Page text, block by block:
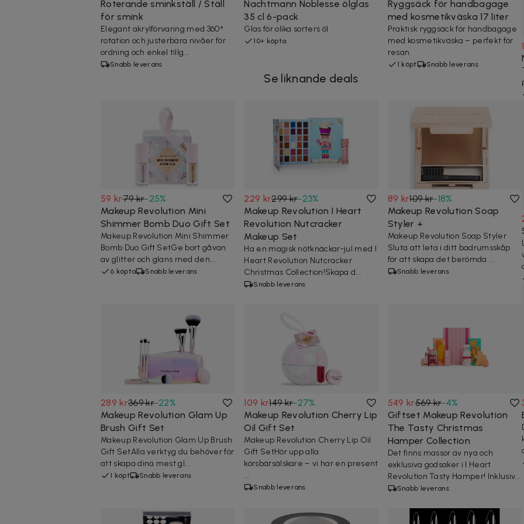
Roterande sminkställ / Ställ
för smink
Elegant akrylförvaring med 360°
rotation och justerbara nivåer för
ordning och enkel tillg...
Snabb leverans
Nachtmann Noblesse ölglas
35 cl 6-pack
Glas för olika sorters öl
10+ köpta
Ryggsäck för handbagage
med kosmetikväska 17 liter
Praktisk ryggsäck för handbagage
med kosmetikväska – perfekt för
resan.
1 köpt Snabb leverans
Se liknande deals
59 kr79 kr-25%
Makeup Revolution Mini
Shimmer Bomb Duo Gift Set
Makeup Revolution Mini Shimmer
Bomb Duo Gift SetGe bort gåvan
av glitter och glans med den...
6 köpta Snabb leverans
229 kr299 kr-23%
Makeup Revolution I Heart
Revolution Nutcracker
Makeup Set
Ha en magisk nötknäckar-jul med I
Heart Revolution Nutcracker
Christmas Collection!Skapa d...
Snabb leverans
89 kr109 kr-18%
Makeup Revolution Soap
Styler +
Makeup Revolution Soap Styler
Sluta att leta i ditt badrumsskåp
för att skapa det berömda ...
Snabb leverans
289 kr369 kr-22%
Makeup Revolution Glam Up
Brush Gift Set
Makeup Revolution Glam Up Brush
Gift SetAlla verktyg du behöver för
att skapa dina mest gl...
1 köpt Snabb leverans
109 kr149 kr-27%
Makeup Revolution Cherry Lip
Oil Gift Set
Makeup Revolution Cherry Lip Oil
Gift SetHör upp alla
körsbärsälskare – vi har en present
...
Snabb leverans
549 kr569 kr-4%
Giftset Makeup Revolution
The Tasty Christmas
Hamper Collection
Det finns massor av nya och
exklusiva godsaker i I Heart
Revolution Tasty Hamper! Inklusiv...
Snabb leverans